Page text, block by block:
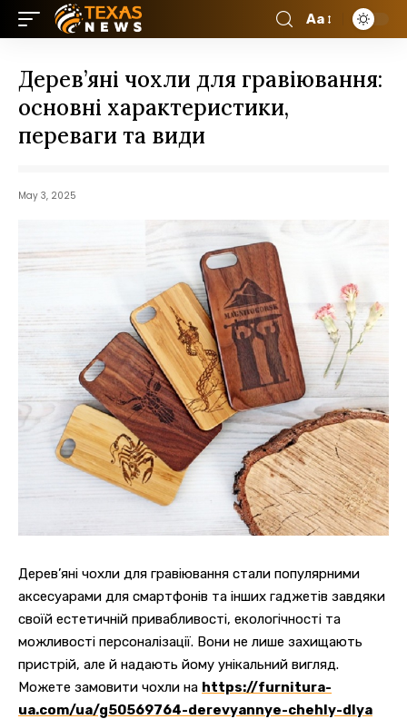
Aa
Дерев’яні чохли для гравіювання:
основні характеристики,
переваги та види
May 3, 2025
Дерев’яні чохли для гравіювання стали популярними
аксесуарами для смартфонів та інших гаджетів завдяки
своїй естетичній привабливості, екологічності та
можливості персоналізації. Вони не лише захищають
пристрій, але й надають йому унікальний вигляд.
Можете замовити чохли на https://furnitura-
ua.com/ua/g50569764-derevyannye-chehly-dlya